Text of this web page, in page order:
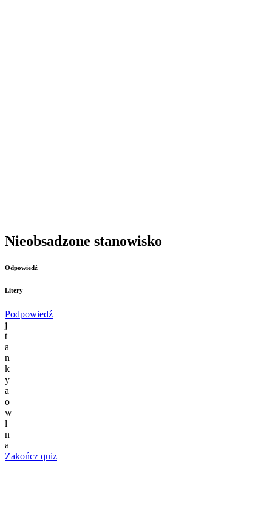
Nieobsadzone stanowisko
Odpowiedź
Litery
Podpowiedź
j
t
a
n
k
y
a
o
w
l
n
a
Zakończ quiz